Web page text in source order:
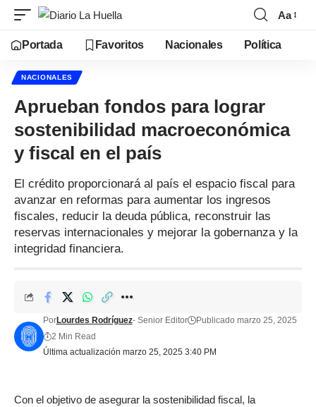
Aa
Portada Favoritos Nacionales Política
NACIONALES
Aprueban fondos para lograr
sostenibilidad macroeconómica
y fiscal en el país
El crédito proporcionará al país el espacio fiscal para
avanzar en reformas para aumentar los ingresos
fiscales, reducir la deuda pública, reconstruir las
reservas internacionales y mejorar la gobernanza y la
integridad financiera.
Última actualización marzo 25, 2025 3:40 PM
PorLourdes Rodríguez- Senior Editor
Publicado marzo 25, 2025
2 Min Read
Con el objetivo de asegurar la sostenibilidad fiscal, la